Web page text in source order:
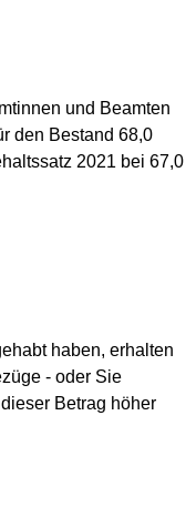
und Beamten
den Bestand 68,0
2021 bei 67,0
haben, erhalten
- oder Sie
Betrag höher